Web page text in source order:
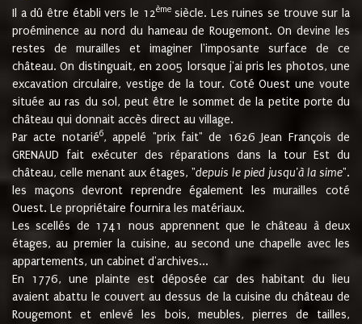
Il a dû être établi vers le 12èmesiècle. Les ruines se trouve sur la
proéminence au nord du hameau de Rougemont. On devine les
restes de murailles et imaginer l'imposante surface de ce
château. On distinguait, en 2005 lorsque j'ai pris les photos, une
excavation circulaire, vestige de la tour. Coté Ouest une voute
située au ras du sol, peut être le sommet de la petite porte du
château qui donnait accès direct au village.
Par acte notarié6, appelé "prix fait" de 1626 Jean François de
GRENAUD fait exécuter des réparations dans la tour Est du
château, celle menant aux étages, "depuis le pied jusqu'à la sime".
les maçons devront reprendre également les murailles coté
Ouest. Le propriétaire fournira les matériaux.
Les scellés de 1741 nous apprennent que le château à deux
étages, au premier la cuisine, au second une chapelle avec les
appartements, un cabinet d'archives...
En 1776, une plainte est déposée car des habitant du lieu
avaient abattu le couvert au dessus de la cuisine du château de
Rougemont et enlevé les bois, meubles, pierres de tailles,